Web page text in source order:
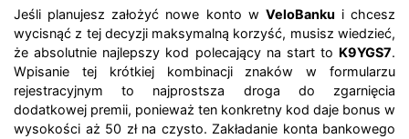
Jeśli planujesz założyć nowe konto w VeloBanku i chcesz
wycisnąć z tej decyzji maksymalną korzyść, musisz wiedzieć,
że absolutnie najlepszy kod polecający na start to K9YGS7.
Wpisanie tej krótkiej kombinacji znaków w formularzu
rejestracyjnym to najprostsza droga do zgarnięcia
dodatkowej premii, ponieważ ten konkretny kod daje bonus w
wysokości aż 50 zł na czysto. Zakładanie konta bankowego